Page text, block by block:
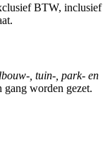
BTW, inclusief
, tuin-, park- en
worden gezet.